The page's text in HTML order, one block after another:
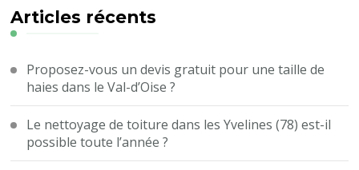
?
Articles récents
Proposez-vous un devis gratuit pour une taille de
haies dans le Val-d’Oise ?
Le nettoyage de toiture dans les Yvelines (78) est-il
possible toute l’année ?